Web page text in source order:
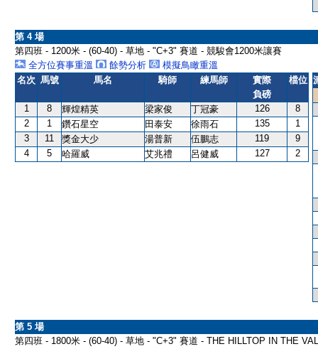
第 4 場
第四班 - 1200米 - (60-40) - 草地 - "C+3" 賽道 - 競駿會1200米讓賽
全方位賽事重溫
餘勢分析
模擬鳥瞰重溫
名次 馬號 馬名 騎師 練馬師
實際
負磅
檔位
1 8 輝煌精英 梁家俊 丁冠豪 126
8
2
1 鑽石星空 田泰安 徐雨石 135
1
3
11 獎金大少 湯普新 伍鵬志 119
9
4
5 哈羅威 艾兆禮 呂健威 127 2
第 5 場
第四班 - 1800米 - (60-40) - 草地 - "C+3" 賽道 - THE HILLTOP IN THE